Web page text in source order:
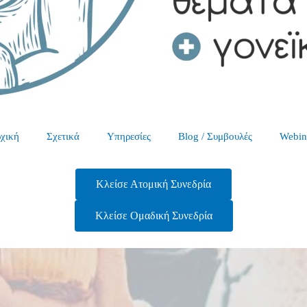
Σχετικά Υπηρεσίες Blog / Συμβουλές
Κλείσε Ατομική Συνεδρία
Κλείσε Ομαδική Συνεδρία